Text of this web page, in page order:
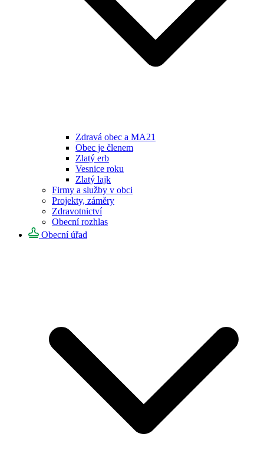
Zdravá obec a MA21
Obec je členem
Zlatý erb
Vesnice roku
Zlatý lajk
Firmy a služby v obci
Projekty, záměry
Zdravotnictví
Obecní rozhlas
Obecní úřad